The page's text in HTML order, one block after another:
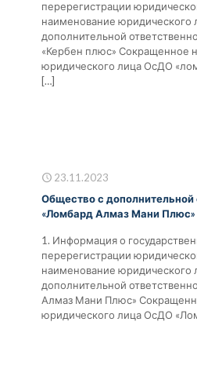
перерегистрации
наименование юридического
дополнительной
«Кербен плюс» Сокращенное
юридического лица ОсДО
[…]
23.11.2023
Общество с дополнительной
«Ломбард Алмаз Мани Плюс»
1. Информация о
перерегистрации
наименование юридического
дополнительной
Алмаз Мани Плюс»
юридического лица ОсДО